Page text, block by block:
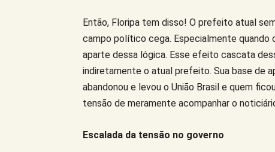
Então, Floripa tem disso! O prefeito atual
campo político cega. Especialmente
aparte dessa lógica. Esse efeito cascata
indiretamente o atual prefeito. Sua base de
abandonou e levou o União Brasil e quem
tensão de meramente acompanhar o
Escalada da tensão no governo